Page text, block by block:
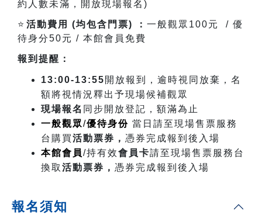
約人數未滿 ，開放現場報名)
⭐ 活動費用 (均包含門票) ： 一般觀眾 100元 / 優
待身分50元 / 本館會員免費
報到提醒：
13:00-13:55 開放報到，逾時視同放棄，名
額將視情況釋出予現場候補觀眾
現場報名 同步開放登記，額滿為止
一般觀眾/優待身份 當日請至現場售票服務
台購買活動票券， 憑券完成報到後入場
本館會員/持有效會員卡請至現場售票服務台
換取 活動票券， 憑券完成報到後入場
報名須知